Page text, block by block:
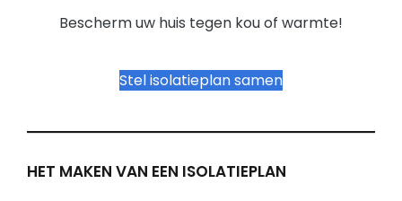
Bescherm uw huis tegen kou of warmte!
Stel isolatieplan samen
HET MAKEN VAN EEN ISOLATIEPLAN